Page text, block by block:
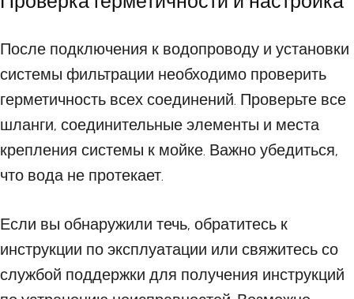
После подключения к водопроводу и установки
системы фильтрации необходимо проверить
герметичность всех соединений. Проверьте все
шланги, соединительные элементы и места
крепления системы к мойке. Важно убедиться,
что вода не протекает.
Если вы обнаружили течь, обратитесь к
инструкции по эксплуатации или свяжитесь со
службой поддержки для получения инструкций